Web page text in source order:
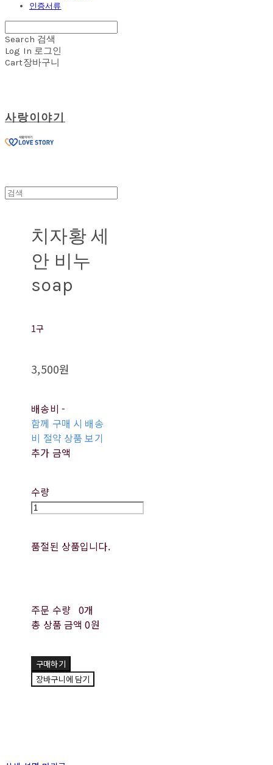
인증서류
Search 검색
Log In 로그인
Cart장바구니
사랑이야기
치자황 세
안 비누
soap
1구
3,500원
배송비 -
함께 구매 시 배송
비 절약 상품 보기
추가 금액
수량
품절된 상품입니다.
주문 수량 0개
총 상품 금액 0원
구매하기
장바구니에 담기